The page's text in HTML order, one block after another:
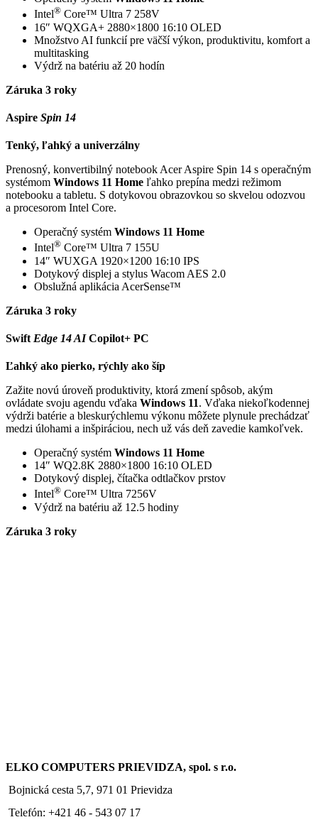
Intel® Core™ Ultra 7 258V
16″ WQXGA+ 2880×1800 16:10 OLED
Množstvo AI funkcií pre väčší výkon, produktivitu, komfort a
multitasking
Výdrž na batériu až 20 hodín
Záruka 3 roky
Aspire Spin 14
Tenký, ľahký a univerzálny
Prenosný, konvertibilný notebook Acer Aspire Spin 14 s operačným
systémom Windows 11 Home ľahko prepína medzi režimom
notebooku a tabletu. S dotykovou obrazovkou so skvelou odozvou
a procesorom Intel Core.
Operačný systém Windows 11 Home
Intel® Core™ Ultra 7 155U
14″ WUXGA 1920×1200 16:10 IPS
Dotykový displej a stylus Wacom AES 2.0
Obslužná aplikácia AcerSense™
Záruka 3 roky
Swift Edge 14 AICopilot+ PC
Ľahký ako pierko, rýchly ako šíp
Zažite novú úroveň produktivity, ktorá zmení spôsob, akým
ovládate svoju agendu vďaka Windows 11. Vďaka niekoľkodennej
výdrži batérie a bleskurýchlemu výkonu môžete plynule prechádzať
medzi úlohami a inšpiráciou, nech už vás deň zavedie kamkoľvek.
Operačný systém Windows 11 Home
14″ WQ2.8K 2880×1800 16:10 OLED
Dotykový displej, čítačka odtlačkov prstov
Intel® Core™ Ultra 7256V
Výdrž na batériu až 12.5 hodiny
Záruka 3 roky
ELKO COMPUTERS PRIEVIDZA, spol. s r.o.
Bojnická cesta 5,7, 971 01 Prievidza
Telefón: +421 46 - 543 07 17